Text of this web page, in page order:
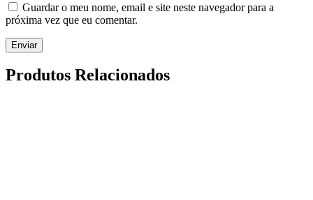
Guardar o meu nome, email e site neste navegador para a
próxima vez que eu comentar.
Enviar
Produtos Relacionados